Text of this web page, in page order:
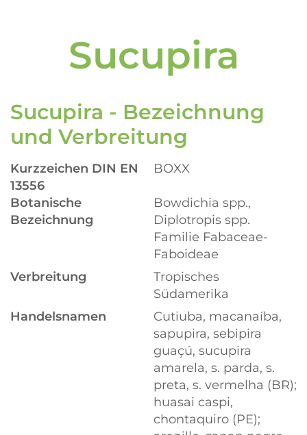
Sucupira
Sucupira - Bezeichnung
und Verbreitung
Kurzzeichen DIN EN
13556
BOXX
Botanische
Bezeichnung
Bowdichia spp.,
Diplotropis spp.
Familie Fabaceae-
Faboideae
Verbreitung
Tropisches
Südamerika
Handelsnamen
Cutiuba, macanaíba,
sapupira, sebipira
guaçú, sucupira
amarela, s. parda, s.
preta, s. vermelha (BR);
huasai caspi,
chontaquiro (PE);